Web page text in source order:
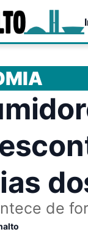
de